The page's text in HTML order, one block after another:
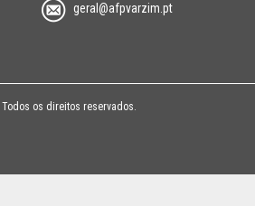
geral@afpvarzim.pt
os direitos reservados.